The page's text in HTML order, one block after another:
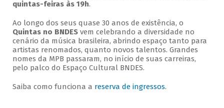
quintas-feiras às 19h.
Ao longo dos seus quase 30 anos de existência, o
Quintas no BNDESvem celebrando a diversidade no
cenário da música brasileira, abrindo espaço tanto para
artistas renomados, quanto novos talentos. Grandes
nomes da MPB passaram, no início de suas carreiras,
pelo palco do Espaço Cultural BNDES.
Saiba como funciona a reserva de ingressos.